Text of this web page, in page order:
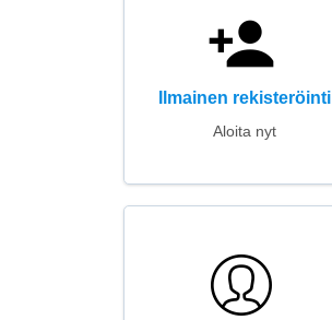
Ilmainen rekisteröinti
Aloita nyt